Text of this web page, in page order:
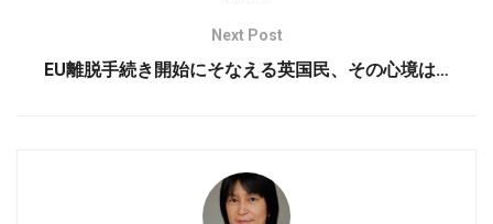
Next Post
EU離脱手続き開始にそなえる英国民、その心境は…